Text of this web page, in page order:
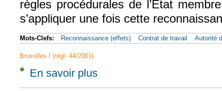
règles procédurales de l’État
s’appliquer une fois cette
Mots-Clefs: Reconnaissance (effets) Contrat de travail Autorité
Bruxelles I (règl. 44/2001)
En savoir plus